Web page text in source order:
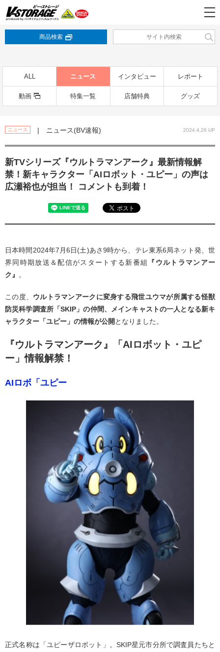
商品検索
ALL ニュース インタビュー レポート
動画 特集一覧 店舗特典 グッズ
ニュース | ニュース(BV速報) 2024.4.26 UP
新TVシリーズ『ウルトラマンアーク』最新情報解
禁！新キャラクター「AIロボット・ユピー」の声は
広瀬裕也が担当！ コメントも到着！
日本時間2024年7月6日(土)あさ9時から、テレ東系6局ネット発、世
界同時期放送＆配信がスタートする新番組
『ウルトラマンアー
ク』
。
この度、 ウルトラマンアークに変身する飛世ユウマが所属する怪獣
防災科学調査所「SKIP」の仲間、メインキャストの一人となる新キ
ャラクター「ユピー」の情報が公開 となりました。
『ウルトラマンアーク』「AIロボット・ユピ
ー」情報解禁！
AIロボ「ユピー
正式名称は「ユピーザロボット」。SKIP星元市分所で調査員たちと